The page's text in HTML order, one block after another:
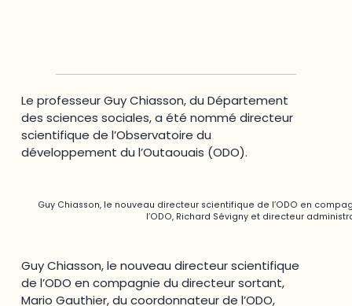
Le professeur Guy Chiasson, du Département
des sciences sociales, a été nommé directeur
scientifique de l’Observatoire du
développement du l’Outaouais (ODO).
Guy Chiasson, le nouveau directeur scientifique de l’ODO en
l’ODO, Richard Sévigny et directeur
Guy Chiasson, le nouveau directeur scientifique
de l’ODO en compagnie du directeur sortant,
Mario Gauthier, du coordonnateur de l’ODO,